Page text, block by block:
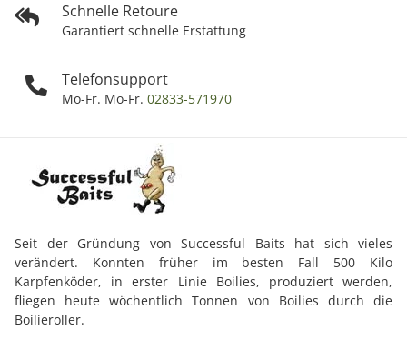
Schnelle Retoure
Garantiert schnelle Erstattung
Telefonsupport
Mo-Fr. Mo-Fr. 02833-571970
Seit der Gründung von Successful Baits hat sich vieles
verändert. Konnten früher im besten Fall 500 Kilo
Karpfenköder, in erster Linie Boilies, produziert werden,
fliegen heute wöchentlich Tonnen von Boilies durch die
Boilieroller.